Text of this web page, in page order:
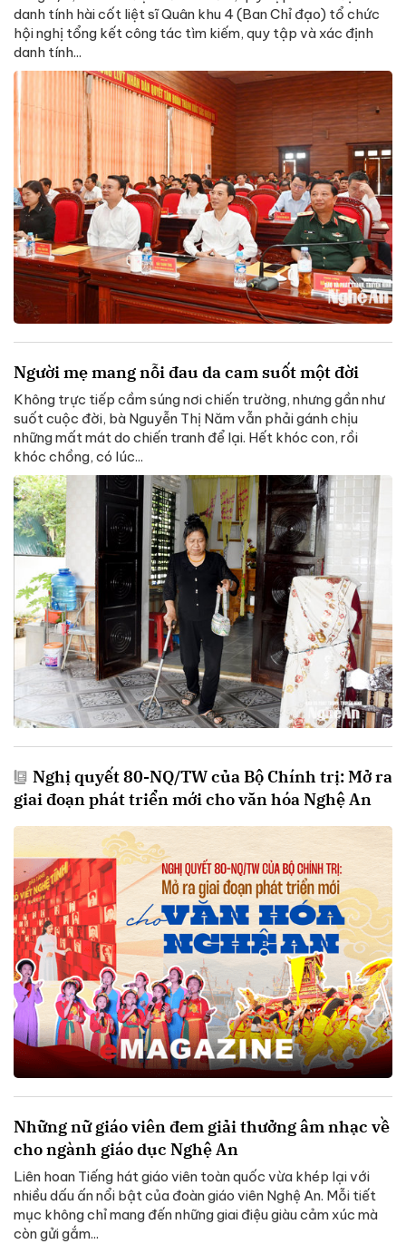
danh tính hài cốt liệt sĩ Quân khu 4 (Ban Chỉ đạo) tổ chức
hội nghị tổng kết công tác tìm kiếm, quy tập và xác định
danh tính...
Người mẹ mang nỗi đau da cam suốt một đời
Không trực tiếp cầm súng nơi chiến trường, nhưng gần như
suốt cuộc đời, bà Nguyễn Thị Năm vẫn phải gánh chịu
những mất mát do chiến tranh để lại. Hết khóc con, rồi
khóc chồng, có lúc...
Nghị quyết 80-NQ/TW của Bộ Chính trị: Mở ra
giai đoạn phát triển mới cho văn hóa Nghệ An
Những nữ giáo viên đem giải thưởng âm nhạc về
cho ngành giáo dục Nghệ An
Liên hoan Tiếng hát giáo viên toàn quốc vừa khép lại với
nhiều dấu ấn nổi bật của đoàn giáo viên Nghệ An. Mỗi tiết
mục không chỉ mang đến những giai điệu giàu cảm xúc mà
còn gửi gắm...